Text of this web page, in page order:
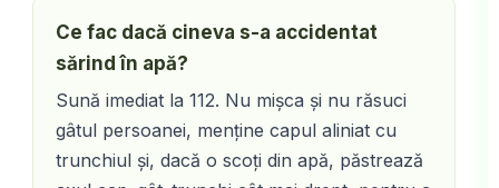
Ce fac dacă cineva s-a accidentat
sărind în apă?
Sună imediat la 112. Nu mișca și nu răsuci
gâtul persoanei, menține capul aliniat cu
trunchiul și, dacă o scoți din apă, păstrează